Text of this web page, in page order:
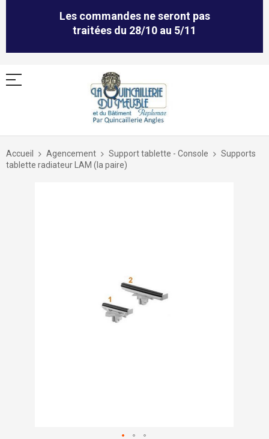
Les commandes ne seront pas
traitées du 28/10 au 5/11
Allez
contenu
Accueil Agencement Support tablette - Console
Supports
tablette radiateur LAM (la paire)